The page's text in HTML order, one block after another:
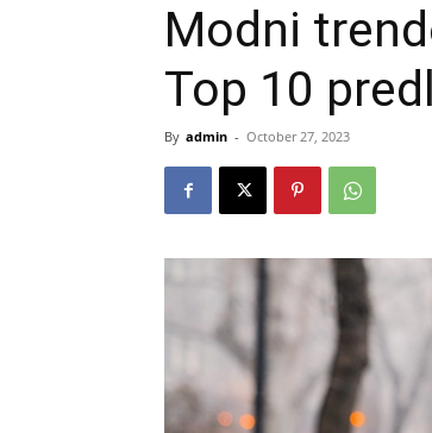
Modni
Top 10
By admin - October 27, 2023